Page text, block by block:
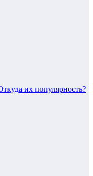
их популярность?